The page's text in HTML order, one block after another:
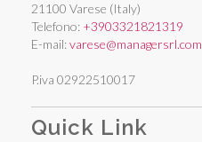
21100 Varese (Italy)
Telefono: +3903321821319
E-mail:varese@managersrl.com
P.iva 02922510017
Quick Link